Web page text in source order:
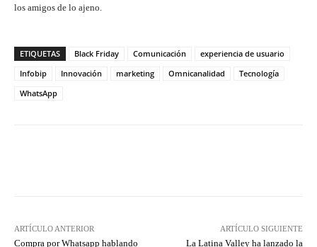
los amigos de lo ajeno.
ETIQUETAS Black Friday Comunicación
experiencia de usuario
Infobip
Innovación marketing Omnicanalidad
Tecnología
WhatsApp
ARTÍCULO ANTERIOR
Compra por Whatsapp hablando
ARTÍCULO SIGUIENTE
La Latina Valley ha lanzado la